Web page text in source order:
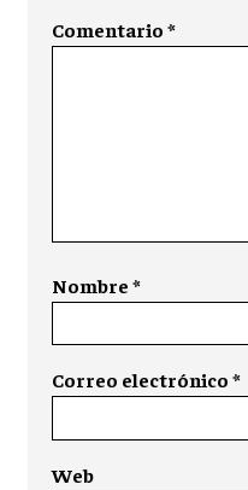
Comentario*
Nombre*
Correo electrónico*
Web